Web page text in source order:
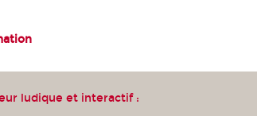
ludique et interactif :